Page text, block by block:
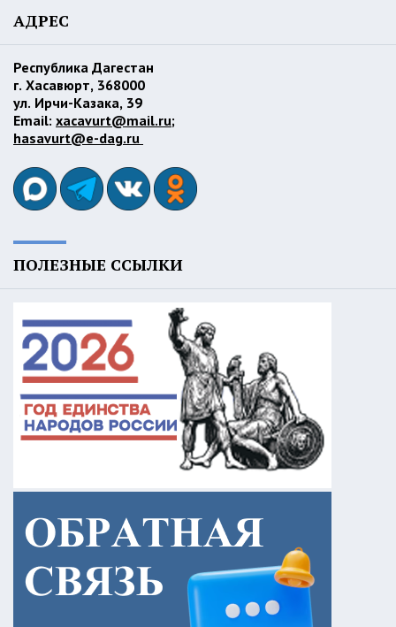
АДРЕС
Республика Дагестан
г. Хасавюрт, 368000
ул. Ирчи-Казака, 39
Email: xacavurt@mail.ru;
hasavurt@e-dag.ru
ПОЛЕЗНЫЕ ССЫЛКИ